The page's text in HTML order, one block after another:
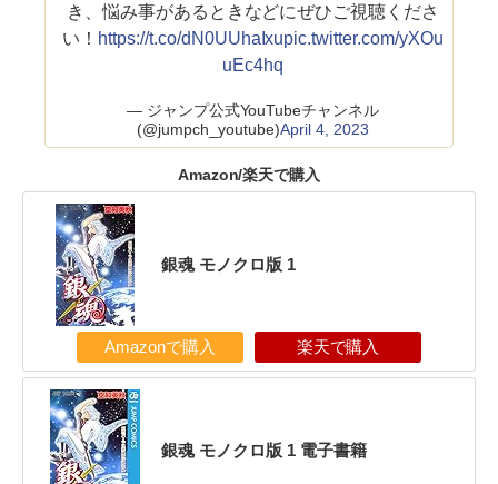
き、悩み事があるときなどにぜひご視聴くださ
い！ https://t.co/dN0UUhaIxupic.twitter.com/yXOu
uEc4hq
— ジャンプ公式YouTubeチャンネル
(@jumpch_youtube)April 4, 2023
Amazon/楽天で購入
銀魂 モノクロ版 1
Amazonで購入 楽天で購入
銀魂 モノクロ版 1 電子書籍